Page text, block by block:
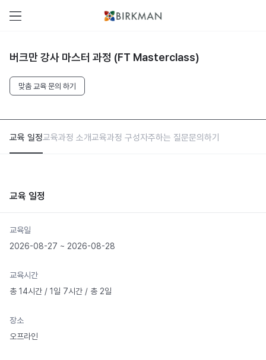
버크만 강사 마스터 과정 (FT Masterclass)
맞춤 교육 문의 하기
교육 일정교육과정 소개교육과정 구성자주하는 질문문의하기
교육 일정
교육일
2026-08-27 ~ 2026-08-28
교육시간
총 14시간 / 1일 7시간 / 총 2일
장소
오프라인